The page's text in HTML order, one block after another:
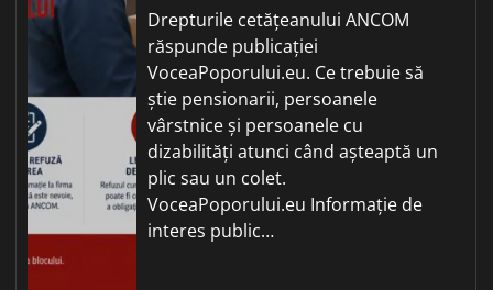
Drepturile cetățeanului ANCOM
răspunde publicației
VoceaPoporului.eu. Ce trebuie să
știe pensionarii, persoanele
vârstnice și persoanele cu
dizabilități atunci când așteaptă un
plic sau un colet.
VoceaPoporului.eu Informație de
interes public…